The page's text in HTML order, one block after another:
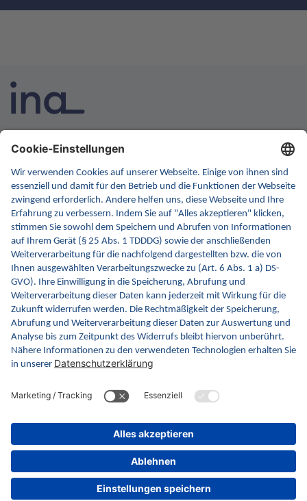
INA ist die nationale Wissensplattform für Interoperabilität.
Gesundheitswesen werden. Dafür erweitern wir
kontinuierlich die Inhalte und Funktionen von INA.
Kontakt
Kontaktformular
gematik GmbH
Rosenthaler Str. 30
10178 Berlin
Barrierefreiheitserklärung
Datenschutz